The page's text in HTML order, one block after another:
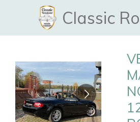
naar
Classic